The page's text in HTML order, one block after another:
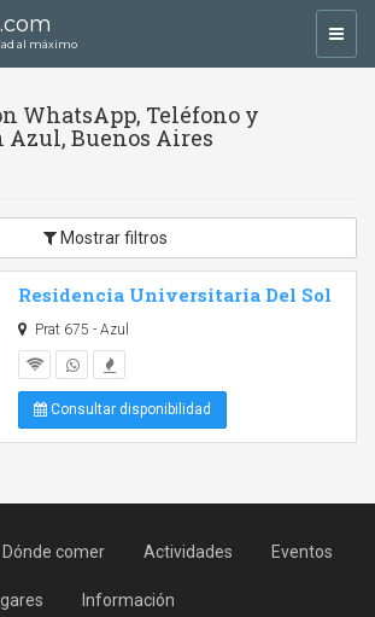
al máximo
WhatsApp, Teléfono y
Azul, Buenos Aires
Mostrar filtros
Residencia Universitaria Del Sol
Prat 675 - Azul
Consultar disponibilidad
Dónde comer Actividades Eventos
Información